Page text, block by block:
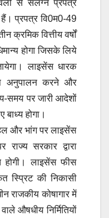
से संलग्न प्रपत्र
प्रपत्र वि0म0-49
क्रमिक वित्तीय वर्षों
होगा जिसके लिये
लाइसेंस धारक
अनुपालन करने और
समय पर जारी आदेशों
होगा।
और भांग पर लाइसेंस
सरकार द्वारा
होगी। लाइसेंस फीस
स्प्रिट की निकासी
राजकीय कोषागार में
औषधीय निर्मितियों